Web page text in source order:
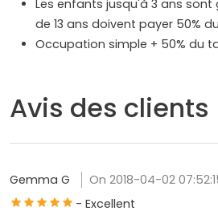
Les enfants jusqu'à 3 ans
de 13 ans doivent payer 50%
Occupation simple + 50% du
Avis des clients
Gemma G
On 2018-04-02
- Excellent